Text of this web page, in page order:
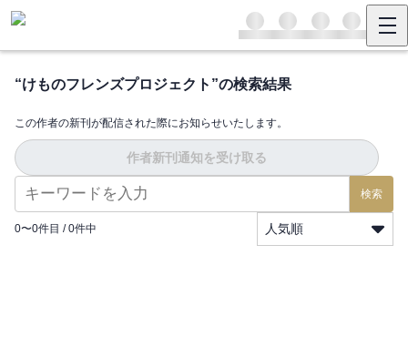
“けものフレンズプロジェクト ”の検索結果
この作者の新刊が配信された際にお知らせいたします。
作者新刊通知を受け取る
検索
0〜0件目 / 0件中 人気順